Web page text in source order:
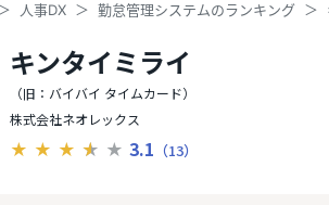
人事DX 勤怠管理システムのランキング
キンタイミライ
（旧：バイバイ タイムカード）
株式会社ネオレックス
★ ★ ★ ★ ★ 3.1 （13）